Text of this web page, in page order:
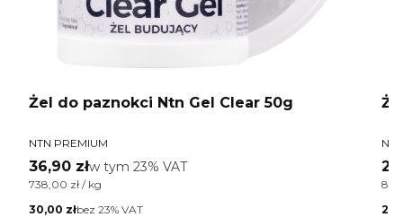
Żel do paznokci Ntn Gel Clear 50g
PRODUCENT
NTN PREMIUM
Cena brutto
36,90 złw tym %s VAT
w tym 23% VAT
Cena jednostkowa brutto
738,00 zł / kg
Cena netto
30,00 złbez 23% VAT